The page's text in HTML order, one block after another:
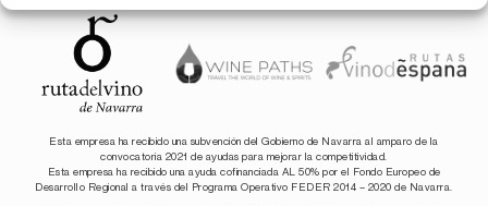
Esta empresa ha recibido una subvención del Gobierno de Navarra al amparo de la
convocatoria 2021 de ayudas para mejorar la competitividad.
Esta empresa ha recibido una ayuda cofinanciada AL 50% por el Fondo Europeo de
Desarrollo Regional a través del Programa Operativo FEDER 2014 – 2020 de Navarra.